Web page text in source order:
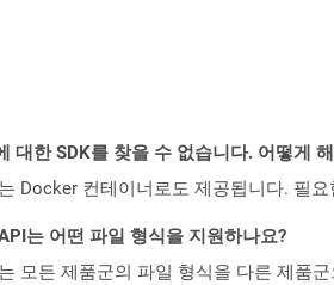
대한 SDK를 찾을 수 없습니다. 어떻게
Docker 컨테이너로도 제공됩니다. 필
는 어떤 파일 형식을 지원하나요?
모든 제품군의 파일 형식을 다른 제품군